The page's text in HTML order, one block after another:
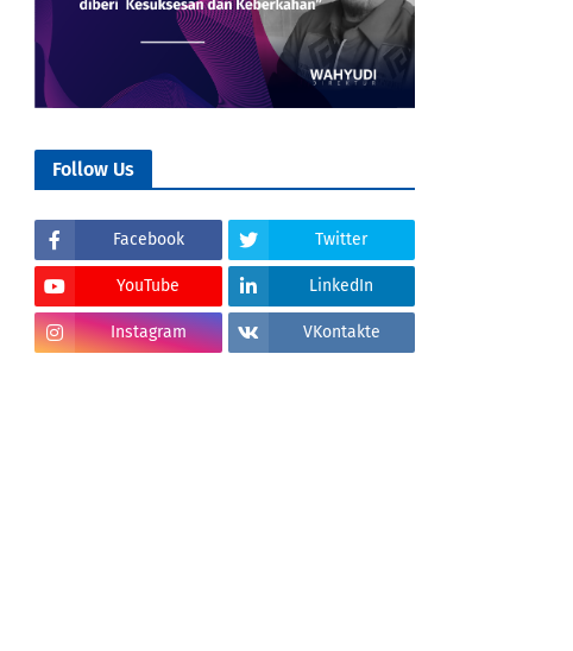
Follow Us
Facebook Twitter
YouTube LinkedIn
Instagram VKontakte